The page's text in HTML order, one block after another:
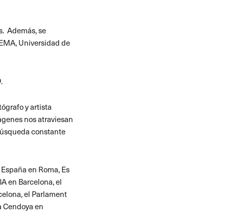
Además, se
Universidad de
.
y artista
nos atraviesan
constante
en Roma, Es
en Barcelona, el
el Parlament
en